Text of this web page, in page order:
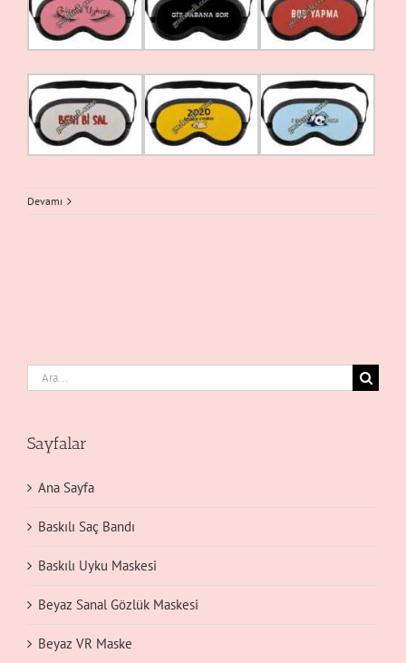
Devamı
Ara:
Sayfalar
Ana Sayfa
Baskılı Saç Bandı
Baskılı Uyku Maskesi
Beyaz Sanal Gözlük Maskesi
Beyaz VR Maske